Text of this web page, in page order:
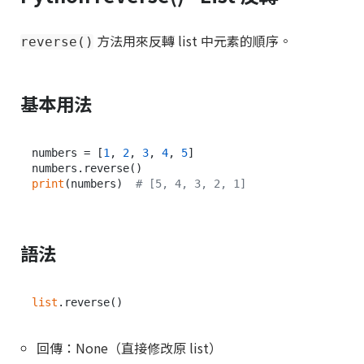
reverse() 方法用來反轉 list 中元素的順序。
基本用法
numbers = [1 , 2, 3, 4, 5]
print (numbers) # [5, 4, 3, 2, 1]
語法
list
回傳：None（直接修改原 list）